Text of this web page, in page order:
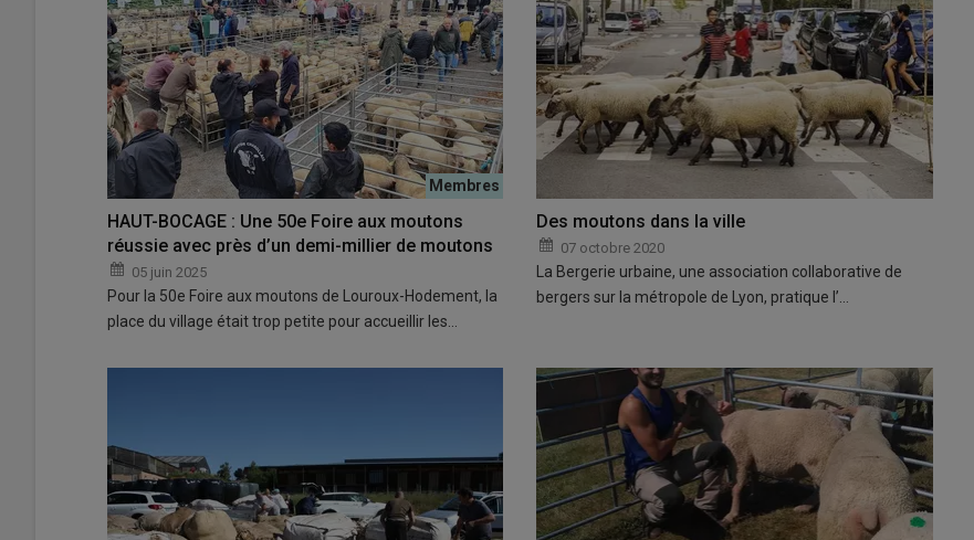
HAUT-BOCAGE : Une 50e Foire aux moutons
réussie avec près d’un demi-millier de moutons
05 juin 2025
Pour la 50e Foire aux moutons de Louroux-Hodement, la
place du village était trop petite pour accueillir les…
Des moutons dans la ville
07 octobre 2020
La Bergerie urbaine, une association collaborative de
bergers sur la métropole de Lyon, pratique l’…